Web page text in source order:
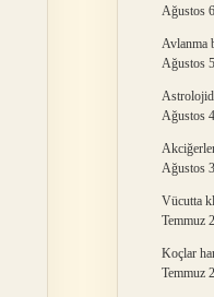
Ağustos
Avlanma
Ağustos
Ağustos
Ağustos
Vücutta
Temmuz
Koçlar
Temmuz